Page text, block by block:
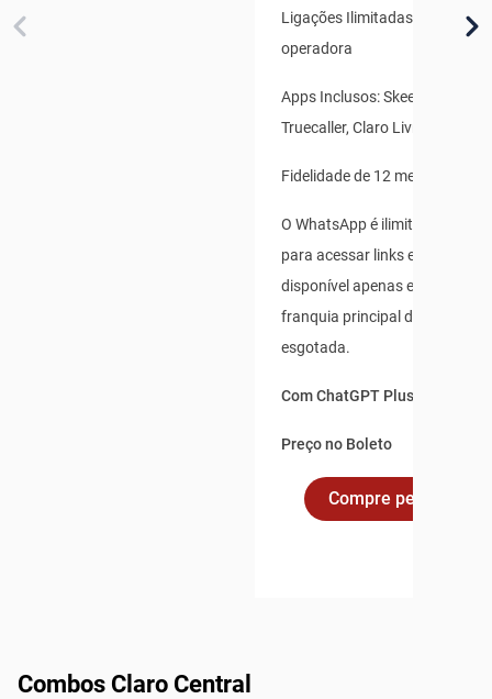
Ligações Ilimitadas para
operadora
Apps Inclusos: Skeelo, Claro
Truecaller, Claro Livros
Fidelidade de 12 meses
O WhatsApp é ilimitado para
para acessar links externos, e
disponível apenas enquanto
franquia principal de dados
esgotada.
Com ChatGPT Plus incluso
Preço no Boleto
Compre pelo
Combos Claro Central